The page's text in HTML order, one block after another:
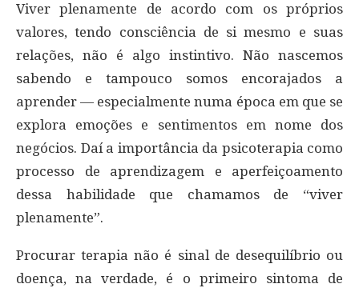
Viver plenamente de acordo com os próprios
valores, tendo consciência de si mesmo e suas
relações, não é algo instintivo. Não nascemos
sabendo e tampouco somos encorajados a
aprender — especialmente numa época em que se
explora emoções e sentimentos em nome dos
negócios. Daí a importância da psicoterapia como
processo de aprendizagem e aperfeiçoamento
dessa habilidade que chamamos de “viver
plenamente”.
Procurar terapia não é sinal de desequilíbrio ou
doença, na verdade, é o primeiro sintoma de